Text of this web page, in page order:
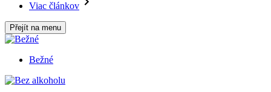
Viac článkov
Přejít na menu
Bežné